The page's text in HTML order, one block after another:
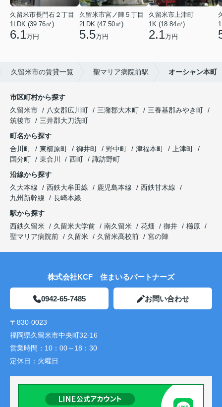
久留米市長門石２丁目
1LDK (39.76㎡)
6.1万円
久留米市宮ノ陣５丁目
2LDK (47.50㎡)
5.5万円
久留米市上津町
1K (18.84㎡)
2.1万円
久留米市の賃貸一覧 聖マリア病院前駅 オーシャン本町
市区町村から探す
久留米市
八女郡広川町 三潴郡大木町
三養基郡みやき町
筑後市
三井郡大刀洗町
町名から探す
合川町
東櫛原町 御井町 野中町 津福本町
上津町
国分町
東合川 西町
諏訪野町
沿線から探す
久大本線
西鉄大牟田線 鹿児島本線
西鉄甘木線
九州新幹線
長崎本線
駅から探す
西鉄久留米
久留米大学前 南久留米 花畑 御井
櫛原
聖マリア病院前
久留米 久留米高校前 宮の陣
株式会社KCF 住まいるパートナーズ
0942-65-7485 お問い合わせ
〒830-0023
福岡県久留米市中央町32-16
営業時間： 10：00～18：30
定休日： 火曜日